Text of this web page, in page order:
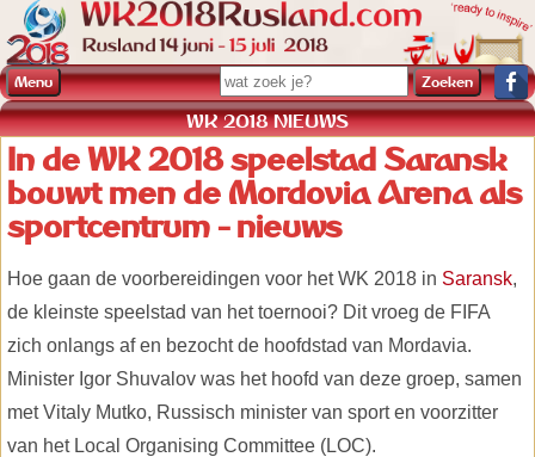
WK 2018 NIEUWS
In de WK 2018 speelstad Saransk
bouwt men de Mordovia Arena als
sportcentrum - nieuws
Hoe gaan de voorbereidingen voor het WK 2018 in Saransk,
de kleinste speelstad van het toernooi? Dit vroeg de FIFA
zich onlangs af en bezocht de hoofdstad van Mordavia.
Minister Igor Shuvalov was het hoofd van deze groep, samen
met Vitaly Mutko, Russisch minister van sport en voorzitter
van het Local Organising Committee (LOC).
Menu